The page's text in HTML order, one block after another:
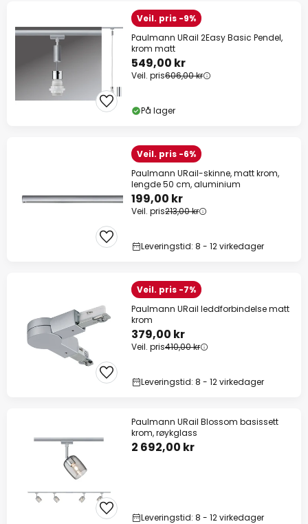
Veil. pris -9%
Paulmann URail 2Easy Basic Pendel,
krom matt
549,00 kr
Veil. pris606,00 kr
På lager
Veil. pris -6%
Paulmann URail-skinne, matt krom,
lengde 50 cm, aluminium
199,00 kr
Veil. pris213,00 kr
Leveringstid: 8 - 12 virkedager
Veil. pris -7%
Paulmann URail leddforbindelse matt
krom
379,00 kr
Veil. pris410,00 kr
Leveringstid: 8 - 12 virkedager
Paulmann URail Blossom basissett
krom, røykglass
2 692,00 kr
Leveringstid: 8 - 12 virkedager